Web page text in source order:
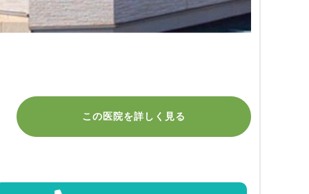
この医院を詳しく見る